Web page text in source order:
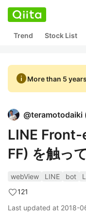
Trend Stock List
infoMore than 5
@teramotodaiki
LINE
FF) を触っ
webView LINE bot
121
Last updated at 2018-